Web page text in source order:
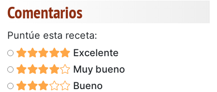
Comentarios
Puntúe esta receta:
Excelente
Muy bueno
Bueno